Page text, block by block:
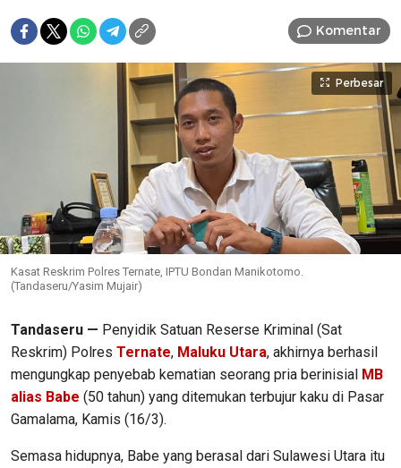
Komentar
Perbesar
Kasat Reskrim Polres Ternate, IPTU Bondan Manikotomo.
(Tandaseru/Yasim Mujair)
Tandaseru — Penyidik Satuan Reserse Kriminal (Sat
Reskrim) Polres Ternate, Maluku Utara, akhirnya berhasil
mengungkap penyebab kematian seorang pria berinisial MB
alias Babe (50 tahun) yang ditemukan terbujur kaku di Pasar
Gamalama, Kamis (16/3).
Semasa hidupnya, Babe yang berasal dari Sulawesi Utara itu